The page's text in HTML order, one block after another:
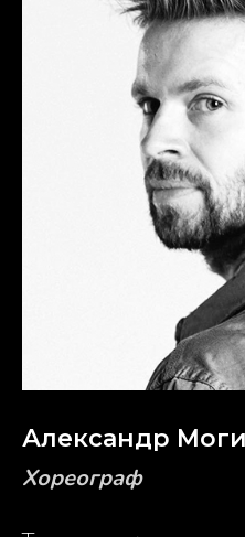
Александр
Хореограф